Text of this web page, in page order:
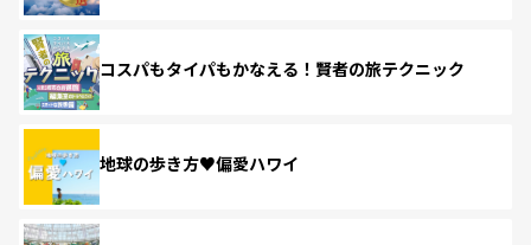
コスパもタイパもかなえる！賢者の旅テクニック
地球の歩き方♥偏愛ハワイ